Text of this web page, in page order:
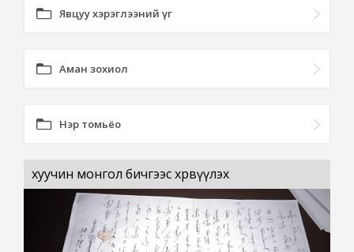
Явцуу хэрэглээний үг
Аман зохиол
Нэр томьёо
хуучин монгол бичгээс хөрвүүлэх